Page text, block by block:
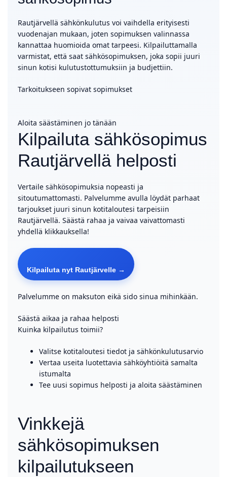
Rautjärvellä sähkönkulutus voi vaihdella erityisesti
vuodenajan mukaan, joten sopimuksen valinnassa
kannattaa huomioida omat tarpeesi. Kilpailuttamalla
varmistat, että saat sähkösopimuksen, joka sopii juuri
sinun kotisi kulutustottumuksiin ja budjettiin.
Tarkoitukseen sopivat sopimukset
Aloita säästäminen jo tänään
Kilpailuta sähkösopimus
Rautjärvellä helposti
Vertaile sähkösopimuksia nopeasti ja
sitoutumattomasti. Palvelumme avulla löydät parhaat
tarjoukset juuri sinun kotitaloutesi tarpeisiin
Rautjärvellä. Säästä rahaa ja vaivaa vaivattomasti
yhdellä klikkauksella!
Kilpailuta nyt Rautjärvelle →
Palvelumme on maksuton eikä sido sinua mihinkään.
Säästä aikaa ja rahaa helposti
Kuinka kilpailutus toimii?
Valitse kotitaloutesi tiedot ja sähkönkulutusarvio
Vertaa useita luotettavia sähköyhtiöitä samalta
istumalta
Tee uusi sopimus helposti ja aloita säästäminen
Vinkkejä
sähkösopimuksen
kilpailutukseen